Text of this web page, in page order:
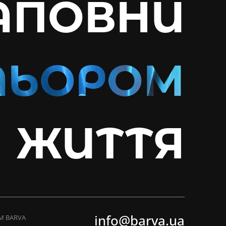
ЖИТТЯ
BARVA info@barva.ua